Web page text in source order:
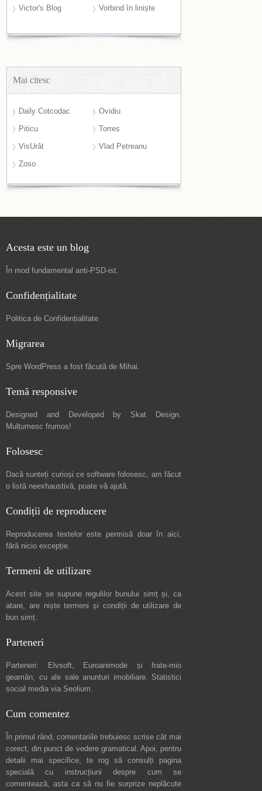
Victor's Blog
Vorbind în liniște
Mai citesc
Daily Cotcodac
Ovidiu
Piticu
Torres
VisUrât
Vlad Petreanu
Zoso
Acesta este un blog
În mod fundamental anti-PSD-ist.
Confidențialitate
Politica de Confidențialitate
Migrarea
Spre WordPress a fost făcută de Mihai.
Temă responsive
Designed and Developed by Skat Design.
Mulțumesc frumos!
Folosesc
Dacă sunteți curioși ce software folosesc, am făcut
o listă neexhaustivă, poate vă ajută.
Condiții de reproducere
Reproducerea textelor este permisă doar în aici,
fără nicio excepție.
Termeni de utilizare
Acest site se supune regulilor bunului simț și, ca
atare, are niștetermeni și condiții de utilizare de
bun simț.
Parteneri
Parteneri: Elvsoft, Euroanimode și frate-mio
geamăn, cu ale sale anunturi imobiliare. Statistici
social media via Seolium.
Cum comentez
În primul rând, comentariile trebuiesc scrise cât mai
corect, din punct de vedere gramatical. Apoi, pentru
detalii mai specifice, te rog să consulți pagina
specială cu instrucțiuni despre cum se
comentează, asta ca să nu fie surprize neplăcute